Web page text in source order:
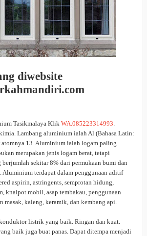
diwebsite
Tasikmalaya KlikWA.085223314993.
Lambang aluminium ialah Al (Bahasa Latin:
13. Aluminium ialah logam paling
merupakan jenis logam berat, tetapi
berjumlah sekitar 8% dari permukaan bumi dan
terdapat dalam penggunaan aditif
aspirin, astringents, semprotan hidung,
knalpot mobil, asap tembakau, penggunaan
masak, kaleng, keramik, dan kembang api.
listrik yang baik. Ringan dan kuat.
baik juga buat panas. Dapat ditempa menjadi